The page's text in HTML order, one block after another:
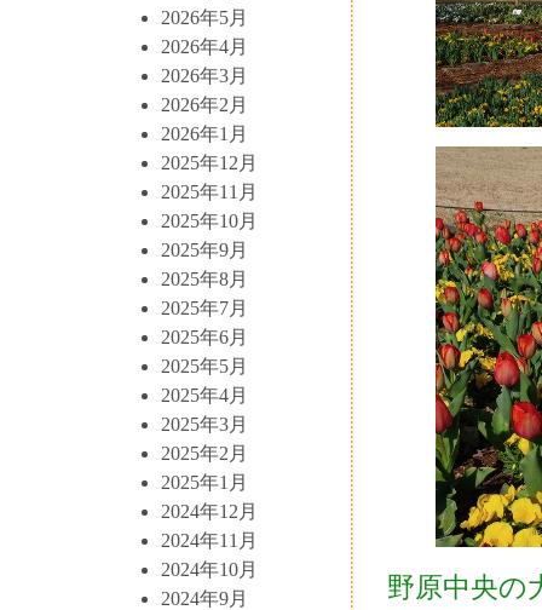
2026年5月
2026年4月
2026年3月
2026年2月
2026年1月
2025年12月
2025年11月
2025年10月
2025年9月
2025年8月
2025年7月
2025年6月
2025年5月
2025年4月
2025年3月
2025年2月
2025年1月
2024年12月
2024年11月
2024年10月
2024年9月
野原中央の